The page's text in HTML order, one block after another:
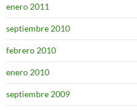
enero 2011
septiembre 2010
febrero 2010
enero 2010
septiembre 2009